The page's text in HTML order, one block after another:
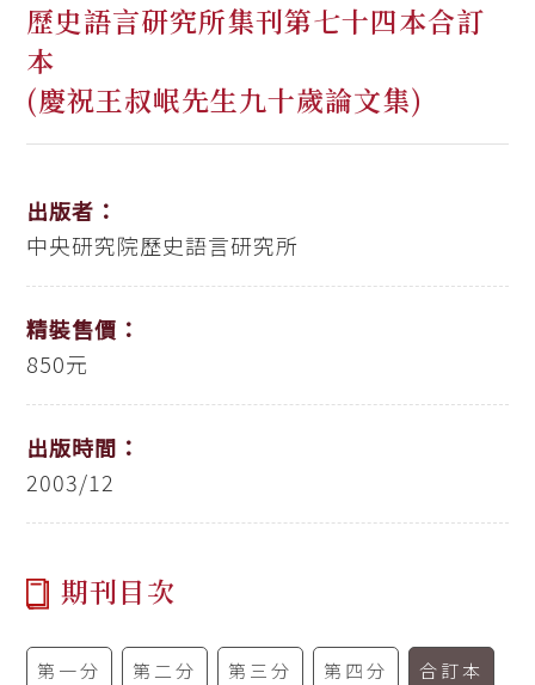
歷史語言研究所集刊第七十四本合訂
本
(慶祝王叔岷先生九十歲論文集)
出版者：
中央研究院歷史語言研究所
精裝售價：
850元
出版時間：
2003/12
期刊目次
第一分 第二分 第三分 第四分 合訂本